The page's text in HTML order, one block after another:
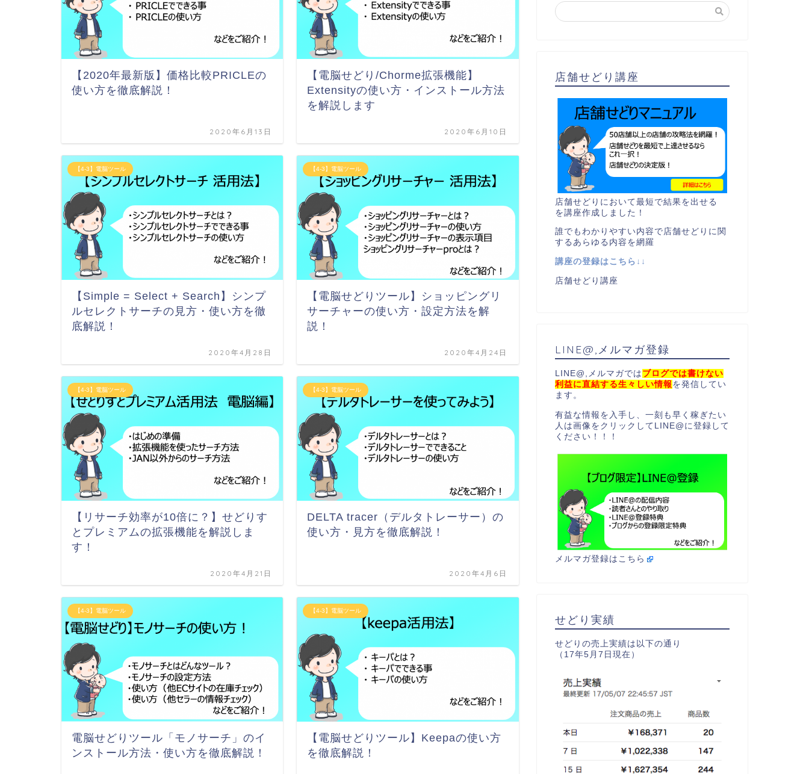
【2020年最新版】価格比較PRICLEの
使い方を徹底解説！
2020年6月13日
【電脳せどり/Chorme拡張機能】
Extensityの使い方・インストール方法
を解説します
2020年6月10日
【4-3】電脳ツール
【Simple = Select + Search】シンプ
ルセレクトサーチの見方・使い方を徹
底解説！
2020年4月28日
【4-3】電脳ツール
【電脳せどりツール】ショッピングリ
サーチャーの使い方・設定方法を解
説！
2020年4月24日
【4-3】電脳ツール
【リサーチ効率が10倍に？】せどりす
とプレミアムの拡張機能を解説しま
す！
2020年4月21日
【4-3】電脳ツール
DELTA tracer（デルタトレーサー）の
使い方・見方を徹底解説！
2020年4月6日
【4-3】電脳ツール
電脳せどりツール「モノサーチ」のイ
ンストール方法・使い方を徹底解説！
【4-3】電脳ツール
【電脳せどりツール】Keepaの使い方
を徹底解説！
店舗せどり講座
店舗せどりにおいて最短で結果を出せる
を講座作成しました！
誰でもわかりやすい内容で店舗せどりに関
するあらゆる内容を網羅
講座の登録はこちら↓↓
店舗せどり講座
LINE@,メルマガ登録
LINE@,メルマガでは ブログでは書けない
利益に直結する生々しい情報 を発信してい
ます。
有益な情報を入手し、一刻も早く稼ぎたい
人は画像をクリックしてLINE@に登録して
ください！！！
メルマガ登録はこちら
せどり実績
せどりの売上実績は以下の通り
（17年5月7日現在）